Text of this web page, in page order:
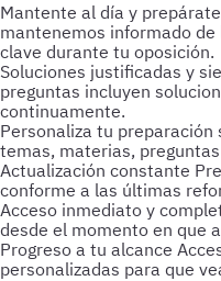
Mantente al día y
mantenemos informado
clave durante tu oposición.
Soluciones justificadas y
preguntas incluyen
continuamente.
Personaliza tu preparación
temas, materias,
Actualización constante
conforme a las últimas
Acceso inmediato y
desde el momento en que
Progreso a tu alcance
personalizadas para que